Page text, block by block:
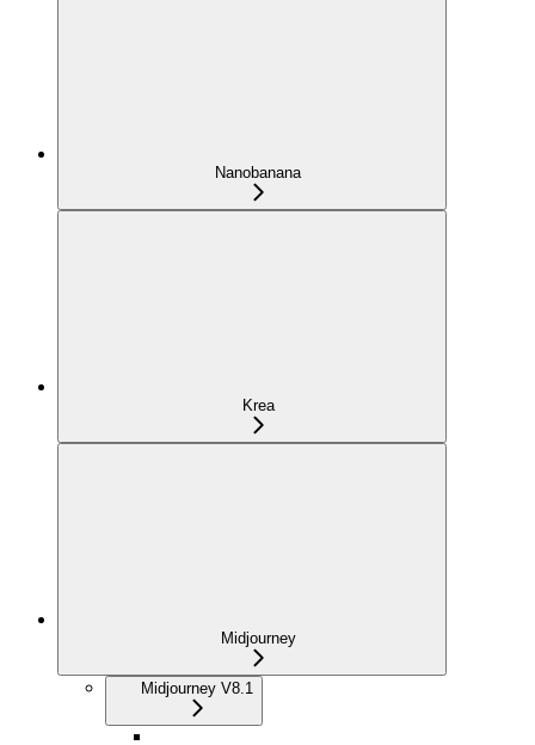
Nanobanana
Krea
Midjourney
Midjourney V8.1